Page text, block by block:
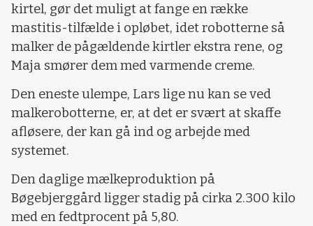
kirtel, gør det muligt at fange en række
mastitis-tilfælde i opløbet, idet robotterne så
malker de pågældende kirtler ekstra rene, og
Maja smører dem med varmende creme.
Den eneste ulempe, Lars lige nu kan se ved
malkerobotterne, er, at det er svært at skaffe
afløsere, der kan gå ind og arbejde med
systemet.
Den daglige mælkeproduktion på
Bøgebjerggård ligger stadig på cirka 2.300 kilo
med en fedtprocent på 5,80.